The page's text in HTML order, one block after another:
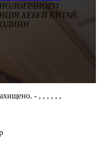
ХЕБЕЙ КИТАЙ.
- , , , , , ,